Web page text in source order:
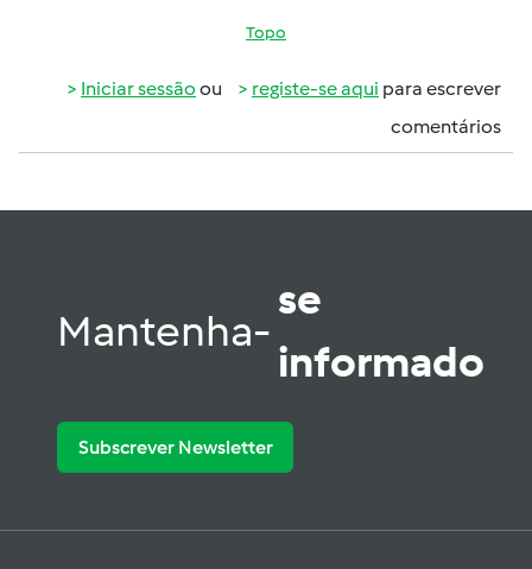
Topo
Iniciar sessão ou registe-se aqui para escrever
comentários
Mantenha-
se
informado
Subscrever Newsletter